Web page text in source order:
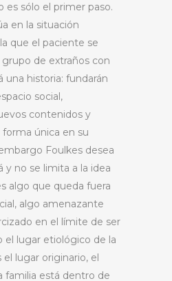
es sólo el primer paso.
en la situación
que el paciente se
de extraños con
una historia: fundarán
social,
contenidos y
única en su
Foulkes desea
y no se limita a la idea
algo que queda fuera
algo amenazante
en el límite de ser
el lugar etiológico de la
lugar originario, el
familia está dentro de